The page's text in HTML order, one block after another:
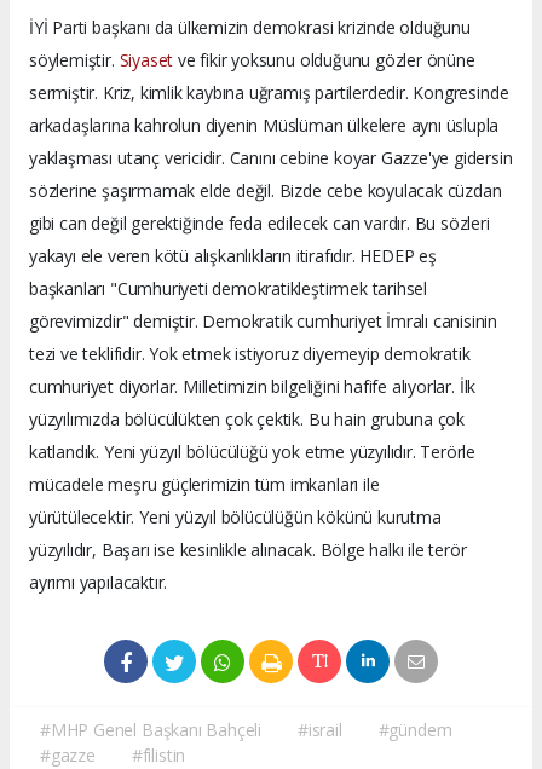
İYİ Parti başkanı da ülkemizin demokrasi krizinde olduğunu
söylemiştir. Siyaset ve fikir yoksunu olduğunu gözler önüne
sermiştir. Kriz, kimlik kaybına uğramış partilerdedir. Kongresinde
arkadaşlarına kahrolun diyenin Müslüman ülkelere aynı üslupla
yaklaşması utanç vericidir. Canını cebine koyar Gazze'ye gidersin
sözlerine şaşırmamak elde değil. Bizde cebe koyulacak cüzdan
gibi can değil gerektiğinde feda edilecek can vardır. Bu sözleri
yakayı ele veren kötü alışkanlıkların itirafıdır. HEDEP eş
başkanları "Cumhuriyeti demokratikleştirmek tarihsel
görevimizdir" demiştir. Demokratik cumhuriyet İmralı canisinin
tezi ve teklifidir. Yok etmek istiyoruz diyemeyip demokratik
cumhuriyet diyorlar. Milletimizin bilgeliğini hafife alıyorlar. İlk
yüzyılımızda bölücülükten çok çektik. Bu hain grubuna çok
katlandık. Yeni yüzyıl bölücülüğü yok etme yüzyılıdır. Terörle
mücadele meşru güçlerimizin tüm imkanları ile
yürütülecektir. Yeni yüzyıl bölücülüğün kökünü kurutma
yüzyılıdır, Başarı ise kesinlikle alınacak. Bölge halkı ile terör
ayrımı yapılacaktır.
#MHP Genel Başkanı Bahçeli #israil
#gündem
#gazze
#filistin